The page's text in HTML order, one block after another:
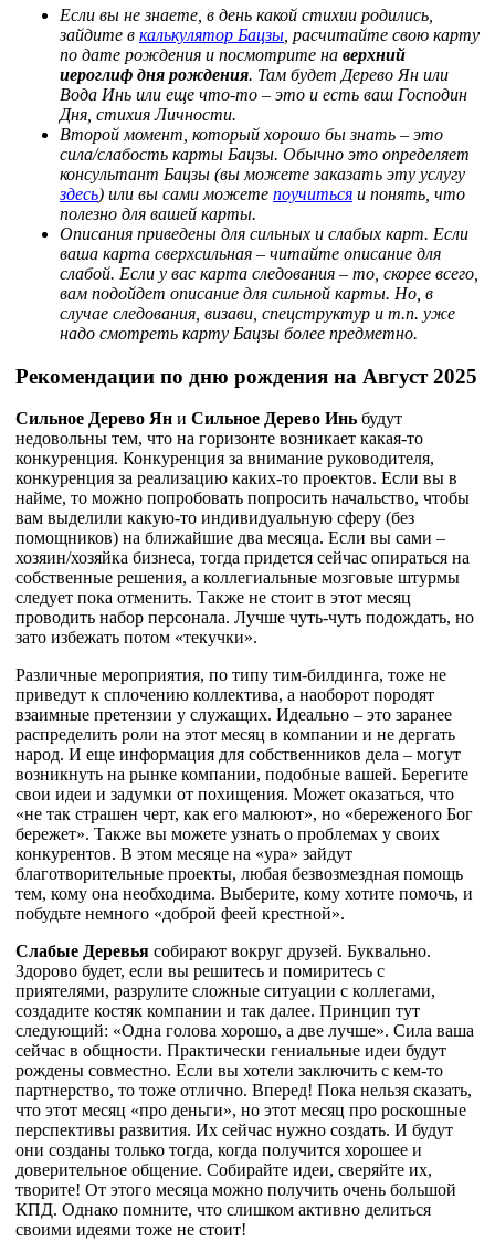
Если вы не знаете, в день какой стихии родились,
зайдите в калькулятор Бацзы , расчитайте свою карту
по дате рождения и посмотрите на верхний
иероглиф дня рождения. Там будет Дерево Ян или
Вода Инь или еще что-то – это и есть ваш Господин
Дня, стихия Личности.
Второй момент, который хорошо бы знать – это
сила/слабость карты Бацзы. Обычно это определяет
консультант Бацзы (вы можете заказать эту услугу
здесь) или вы сами можете поучиться и понять, что
полезно для вашей карты.
Описания приведены для сильных и слабых карт. Если
ваша карта сверхсильная – читайте описание для
слабой. Если у вас карта следования – то, скорее всего,
вам подойдет описание для сильной карты. Но, в
случае следования, визави, спецструктур и т.п. уже
надо смотреть карту Бацзы более предметно.
Рекомендации по дню рождения на Август 2025
Сильное Дерево Ян и Сильное Дерево Инь будут
недовольны тем, что на горизонте возникает какая-то
конкуренция. Конкуренция за внимание руководителя,
конкуренция за реализацию каких-то проектов. Если вы в
найме, то можно попробовать попросить начальство, чтобы
вам выделили какую-то индивидуальную сферу (без
помощников) на ближайшие два месяца. Если вы сами –
хозяин/хозяйка бизнеса, тогда придется сейчас опираться на
собственные решения, а коллегиальные мозговые штурмы
следует пока отменить. Также не стоит в этот месяц
проводить набор персонала. Лучше чуть-чуть подождать, но
зато избежать потом «текучки».
Различные мероприятия, по типу тим-билдинга, тоже не
приведут к сплочению коллектива, а наоборот породят
взаимные претензии у служащих. Идеально – это заранее
распределить роли на этот месяц в компании и не дергать
народ. И еще информация для собственников дела – могут
возникнуть на рынке компании, подобные вашей. Берегите
свои идеи и задумки от похищения. Может оказаться, что
«не так страшен черт, как его малюют», но «береженого Бог
бережет». Также вы можете узнать о проблемах у своих
конкурентов. В этом месяце на «ура» зайдут
благотворительные проекты, любая безвозмездная помощь
тем, кому она необходима. Выберите, кому хотите помочь, и
побудьте немного «доброй феей крестной».
Слабые Деревья собирают вокруг друзей. Буквально.
Здорово будет, если вы решитесь и помиритесь с
приятелями, разрулите сложные ситуации с коллегами,
создадите костяк компании и так далее. Принцип тут
следующий: «Одна голова хорошо, а две лучше». Сила ваша
сейчас в общности. Практически гениальные идеи будут
рождены совместно. Если вы хотели заключить с кем-то
партнерство, то тоже отлично. Вперед! Пока нельзя сказать,
что этот месяц «про деньги», но этот месяц про роскошные
перспективы развития. Их сейчас нужно создать. И будут
они созданы только тогда, когда получится хорошее и
доверительное общение. Собирайте идеи, сверяйте их,
творите! От этого месяца можно получить очень большой
КПД. Однако помните, что слишком активно делиться
своими идеями тоже не стоит!